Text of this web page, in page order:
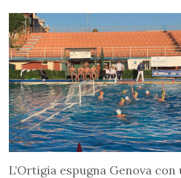
L’Ortigia espugna Genova con